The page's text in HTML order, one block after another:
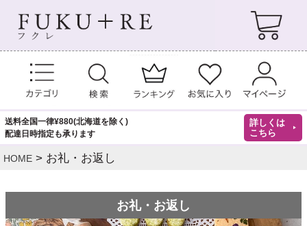
送料全国一律¥880(北海道を除く)
配達日時指定も承ります
詳しくは
こちら
HOME お礼・お返し
お礼・お返し